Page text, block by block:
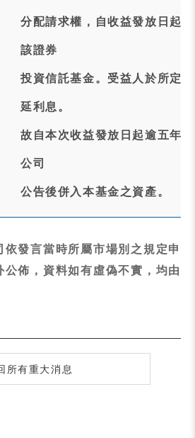
分配請求權，自收益發放日起
該證券
投資信託基金。受益人於所定
延利息。
故自本次收益發放日起逾五年
公司
公告後併入本基金之資產。
依發言當時所屬市場別之規定申
公佈，資料如有虛偽不實，均由
所有重大消息